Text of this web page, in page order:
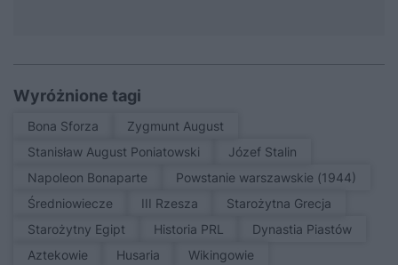
Wyróżnione tagi
Bona Sforza
Zygmunt August
Stanisław August Poniatowski
Józef Stalin
Napoleon Bonaparte
Powstanie warszawskie (1944)
średniowiecze
III Rzesza
Starożytna Grecja
Starożytny Egipt
Historia PRL
Dynastia Piastów
Aztekowie
Husaria Wikingowie